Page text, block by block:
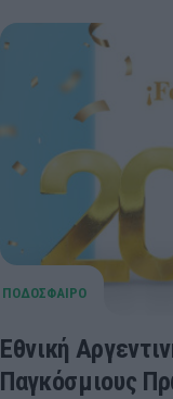
Εθνική
Παγκόσμιους